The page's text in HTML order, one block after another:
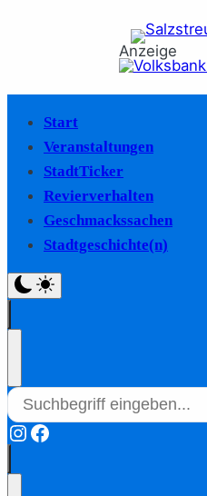
Anzeige
Start
Veranstaltungen
StadtTicker
Revierverhalten
Geschmackssachen
Stadtgeschichte(n)
Instagram
Facebook